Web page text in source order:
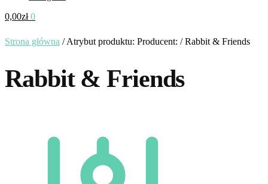
0,00zł 0
Strona główna /Atrybut produktu: Producent: /Rabbit & Friends
Rabbit & Friends